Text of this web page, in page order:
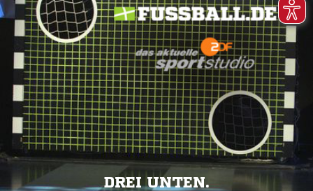
DREI UNTEN.